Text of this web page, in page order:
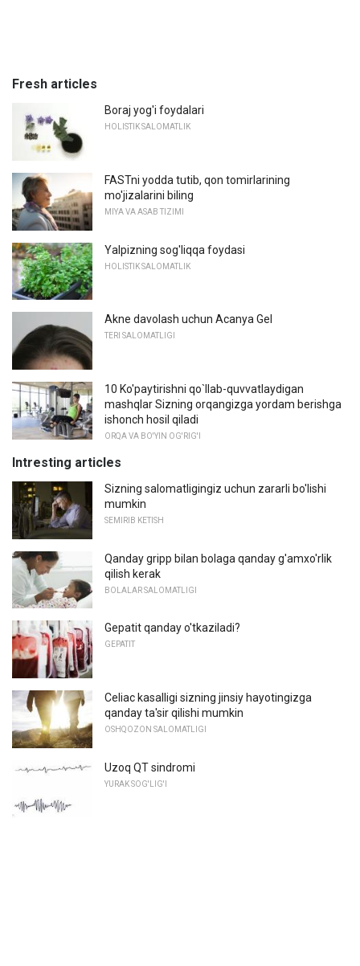
Fresh articles
Boraj yog'i foydalari
HOLISTIK SALOMATLIK
FASTni yodda tutib, qon tomirlarining
mo'jizalarini biling
MIYA VA ASAB TIZIMI
Yalpizning sog'liqqa foydasi
HOLISTIK SALOMATLIK
Akne davolash uchun Acanya Gel
TERI SALOMATLIGI
10 Ko'paytirishni qo`llab-quvvatlaydigan
mashqlar Sizning orqangizga yordam berishga
ishonch hosil qiladi
ORQA VA BO'YIN OG'RIG'I
Intresting articles
Sizning salomatligingiz uchun zararli bo'lishi
mumkin
SEMIRIB KETISH
Qanday gripp bilan bolaga qanday g'amxo'rlik
qilish kerak
BOLALAR SALOMATLIGI
Gepatit qanday o'tkaziladi?
GEPATIT
Celiac kasalligi sizning jinsiy hayotingizga
qanday ta'sir qilishi mumkin
OSHQOZON SALOMATLIGI
Uzoq QT sindromi
YURAK SOG'LIG'I